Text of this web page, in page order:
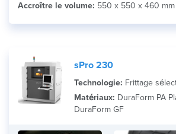
Accroître le volume: 550 x 550 x 460 mm
sPro 230
Technologie: Frittage
Matériaux: DuraForm PA
DuraForm GF